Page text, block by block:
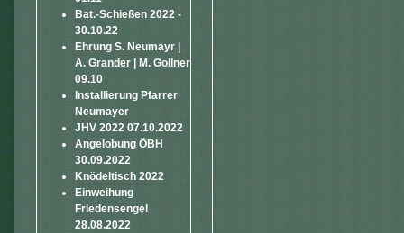
Bat.-Schießen 2022 -
30.10.22
Ehrung S. Neumayr |
A. Grander | M. Gollner
09.10
Installierung Pfarrer
Neumayer
JHV 2022 07.10.2022
Angelobung ÖBH
30.09.2022
Knödeltisch 2022
Einweihung
Friedensengel
28.08.2022